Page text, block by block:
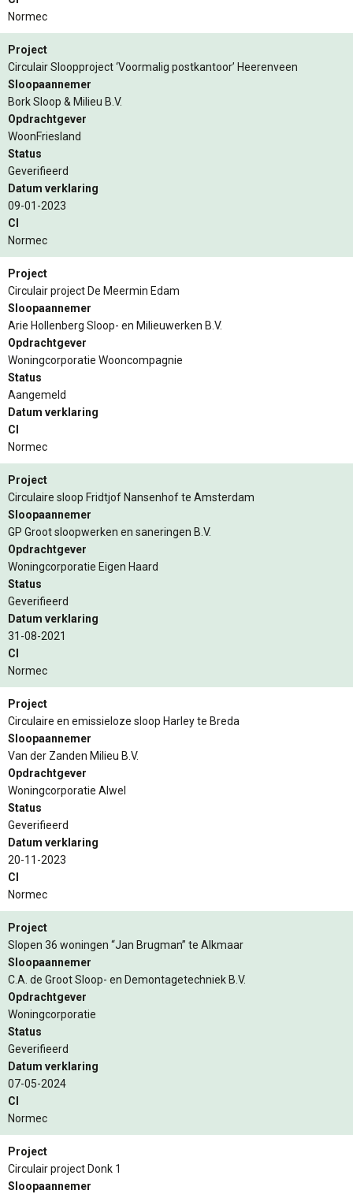
Normec
Project
Circulair Sloopproject ‘Voormalig postkantoor’ Heerenveen
Sloopaannemer
Bork Sloop & Milieu B.V.
Opdrachtgever
WoonFriesland
Status
Geverifieerd
Datum verklaring
09-01-2023
CI
Normec
Project
Circulair project De Meermin Edam
Sloopaannemer
Arie Hollenberg Sloop- en Milieuwerken B.V.
Opdrachtgever
Woningcorporatie Wooncompagnie
Status
Aangemeld
Datum verklaring
CI
Normec
Project
Circulaire sloop Fridtjof Nansenhof te Amsterdam
Sloopaannemer
GP Groot sloopwerken en saneringen B.V.
Opdrachtgever
Woningcorporatie Eigen Haard
Status
Geverifieerd
Datum verklaring
31-08-2021
CI
Normec
Project
Circulaire en emissieloze sloop Harley te Breda
Sloopaannemer
Van der Zanden Milieu B.V.
Opdrachtgever
Woningcorporatie Alwel
Status
Geverifieerd
Datum verklaring
20-11-2023
CI
Normec
Project
Slopen 36 woningen “Jan Brugman” te Alkmaar
Sloopaannemer
C.A. de Groot Sloop- en Demontagetechniek B.V.
Opdrachtgever
Woningcorporatie
Status
Geverifieerd
Datum verklaring
07-05-2024
CI
Normec
Project
Circulair project Donk 1
Sloopaannemer